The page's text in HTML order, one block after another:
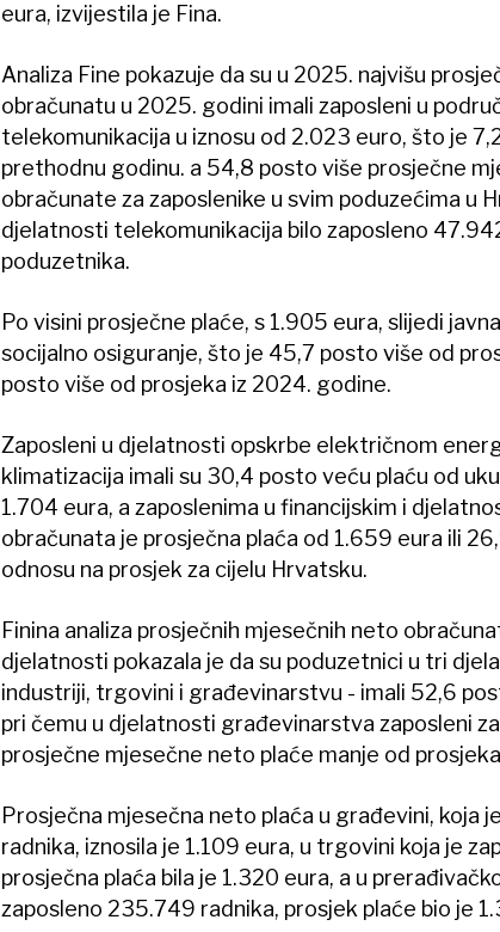
eura, izvijestila je Fina.
Analiza Fine pokazuje da su u 2025. najvišu
obračunatu u 2025. godini imali zaposleni u
telekomunikacija u iznosu od 2.023 euro, što je
prethodnu godinu. a 54,8 posto više prosječne
obračunate za zaposlenike u svim poduzećima u
djelatnosti telekomunikacija bilo zaposleno
poduzetnika.
Po visini prosječne plaće, s 1.905 eura, slijedi
socijalno osiguranje, što je 45,7 posto više od
posto više od prosjeka iz 2024. godine.
Zaposleni u djelatnosti opskrbe električnom
klimatizacija imali su 30,4 posto veću plaću od
1.704 eura, a zaposlenima u financijskim i
obračunata je prosječna plaća od 1.659 eura ili
odnosu na prosjek za cijelu Hrvatsku.
Finina analiza prosječnih mjesečnih neto
djelatnosti pokazala je da su poduzetnici u tri
industriji, trgovini i građevinarstvu - imali 52,6
pri čemu u djelatnosti građevinarstva zaposleni
prosječne mjesečne neto plaće manje od
Prosječna mjesečna neto plaća u građevini, koja
radnika, iznosila je 1.109 eura, u trgovini koja je
prosječna plaća bila je 1.320 eura, a u
zaposleno 235.749 radnika, prosjek plaće bio je